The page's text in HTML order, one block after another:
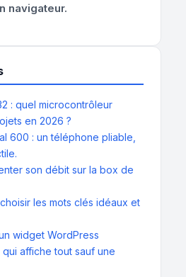
navigateur.
: quel microcontrôleur
en 2026 ?
600 : un téléphone pliable,
son débit sur la box de
les mots clés idéaux et
widget WordPress
affiche tout sauf une